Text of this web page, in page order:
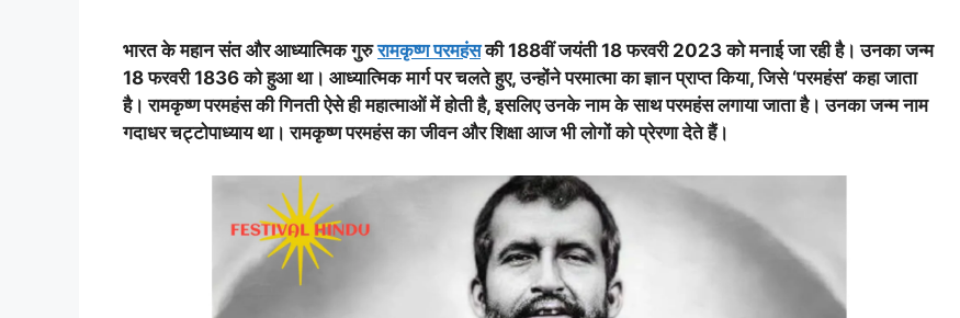
भारत के महान संत और आध्यात्मिक गुरुरामकृष्ण परमहंसकी 188वीं जयंती 18 फरवरी 2023 को मनाई जा रही है। उनका जन्म
18 फरवरी 1836 को हुआ था। आध्यात्मिक मार्ग पर चलते हुए, उन्होंने परमात्मा का ज्ञान प्राप्त किया, जिसे ‘परमहंस’ कहा जाता
है। रामकृष्ण परमहंस की गिनती ऐसे ही महात्माओं में होती है, इसलिए उनके नाम के साथ परमहंस लगाया जाता है। उनका जन्म नाम
गदाधर चट्टोपाध्याय था। रामकृष्ण परमहंस का जीवन और शिक्षा आज भी लोगों को प्रेरणा देते हैं।